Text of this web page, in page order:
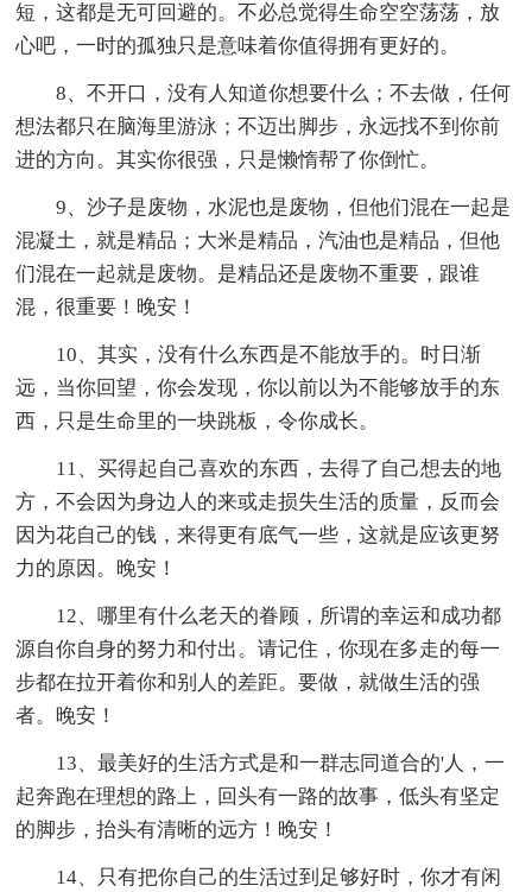
短，这都是无可回避的。不必总觉得生命空空荡荡，放
心吧，一时的孤独只是意味着你值得拥有更好的。
8、不开口，没有人知道你想要什么；不去做，任何
想法都只在脑海里游泳；不迈出脚步，永远找不到你前
进的方向。其实你很强，只是懒惰帮了你倒忙。
9、沙子是废物，水泥也是废物，但他们混在一起是
混凝土，就是精品；大米是精品，汽油也是精品，但他
们混在一起就是废物。是精品还是废物不重要，跟谁
混，很重要！晚安！
10、其实，没有什么东西是不能放手的。时日渐
远，当你回望，你会发现，你以前以为不能够放手的东
西，只是生命里的一块跳板，令你成长。
11、买得起自己喜欢的东西，去得了自己想去的地
方，不会因为身边人的来或走损失生活的质量，反而会
因为花自己的钱，来得更有底气一些，这就是应该更努
力的原因。晚安！
12、哪里有什么老天的眷顾，所谓的幸运和成功都
源自你自身的努力和付出。请记住，你现在多走的每一
步都在拉开着你和别人的差距。要做，就做生活的强
者。晚安！
13、最美好的生活方式是和一群志同道合的'人，一
起奔跑在理想的路上，回头有一路的故事，低头有坚定
的脚步，抬头有清晰的远方！晚安！
14、只有把你自己的生活过到足够好时，你才有闲